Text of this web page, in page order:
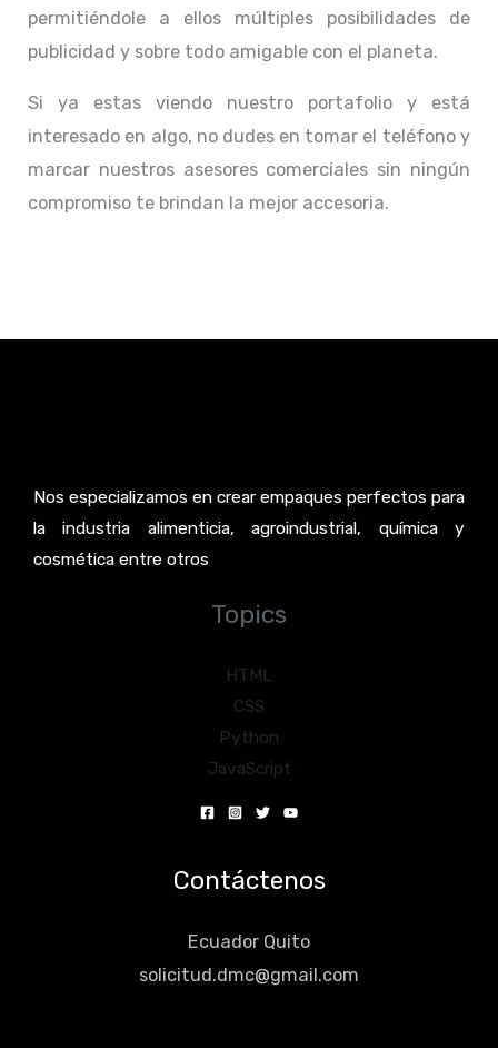
permitiéndole a ellos múltiples posibilidades de
publicidad y sobre todo amigable con el planeta.
Si ya estas viendo nuestro portafolio y está
interesado en algo, no dudes en tomar el teléfono y
marcar nuestros asesores comerciales sin ningún
compromiso te brindan la mejor accesoria.
Nos especializamos en crear empaques perfectos para
la industria alimenticia, agroindustrial, química y
cosmética entre otros
Topics
HTML
CSS
Python
JavaScript
Contáctenos
Ecuador Quito
solicitud.dmc@gmail.com